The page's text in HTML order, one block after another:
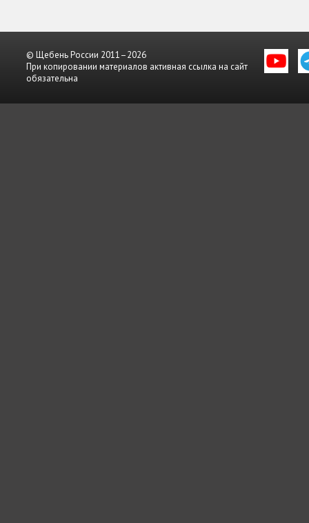
© Щебень России 2011–2026
При копировании материалов активная ссылка на сайт
обязательна